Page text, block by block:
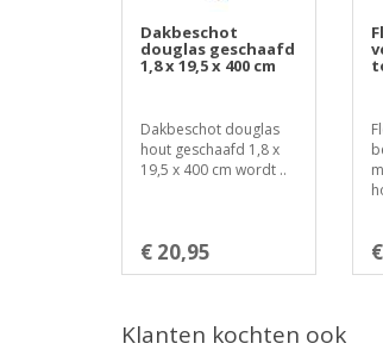
Dakbeschot
douglas geschaafd
1,8 x 19,5 x 400 cm
Dakbeschot douglas
hout geschaafd 1,8 x
19,5 x 400 cm wordt ..
€ 20,95
Klanten kochten ook